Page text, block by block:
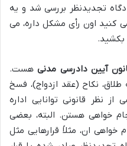
تجدیدنظر بررسی شد و یه
کنید اون رأی مشکل داره، می
بکشید.
هست.
نکاح (عقد ازدواج)، فسخ
نظر قانونی توانایی اداره
خواهی هستن. البته، بعضی
خواهی ان، مثلاً قرارهایی مثل